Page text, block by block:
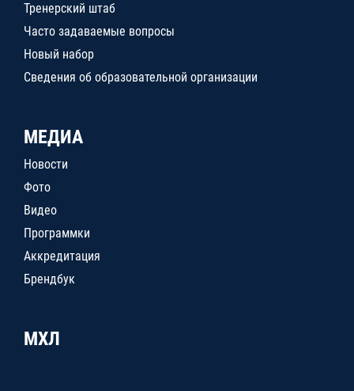
Тренерский штаб
Часто задаваемые вопросы
Новый набор
Сведения об образовательной организации
МЕДИА
Новости
Фото
Видео
Программки
Аккредитация
Брендбук
МХЛ